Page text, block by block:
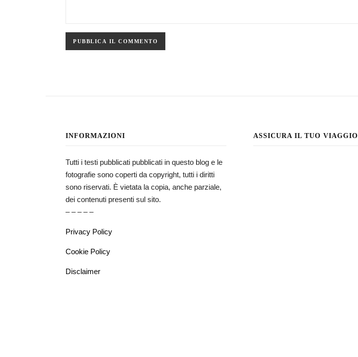
INFORMAZIONI
Tutti i testi pubblicati pubblicati in questo blog e le
fotografie sono coperti da copyright, tutti i diritti
sono riservati. È vietata la copia, anche parziale,
dei contenuti presenti sul sito.
– – – – –
Privacy Policy
Cookie Policy
Disclaimer
ASSICURA IL TUO VIAGGIO